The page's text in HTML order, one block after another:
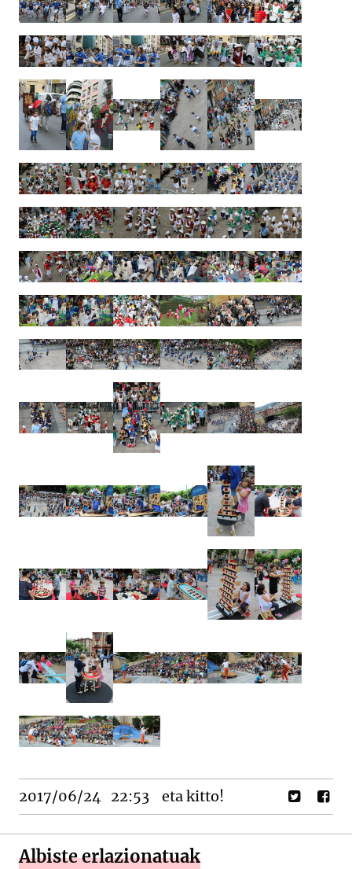
2017/06/24 22:53 eta kitto!
Albiste erlazionatuak